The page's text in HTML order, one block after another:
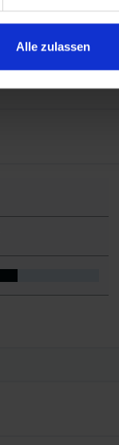
Alle zulassen